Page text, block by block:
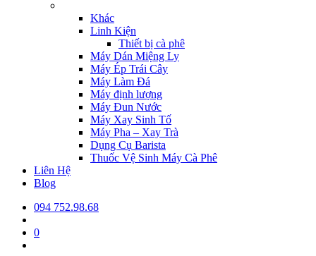
Khác
Linh Kiện
Thiết bị cà phê
Máy Dán Miệng Ly
Máy Ép Trái Cây
Máy Làm Đá
Máy định lượng
Máy Đun Nước
Máy Xay Sinh Tố
Máy Pha – Xay Trà
Dụng Cụ Barista
Thuốc Vệ Sinh Máy Cà Phê
Liên Hệ
Blog
094 752.98.68
0